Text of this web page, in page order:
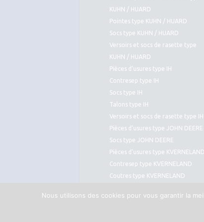
KUHN / HUARD
Pointes type KUHN / HUARD
Socs type KUHN / HUARD
Versoirs et socs de rasette type
KUHN / HUARD
Pièces d’usures type IH
Contresep type IH
Socs type IH
Talons type IH
Versoirs et socs de rasette type IH
Pièces d’usures type JOHN DEERE
Socs type JOHN DEERE
Pièces d’usures type KVERNELAND
Contresep type KVERNELAND
Coutres type KVERNELAND
Nous utilisons des cookies pour vous garantir la